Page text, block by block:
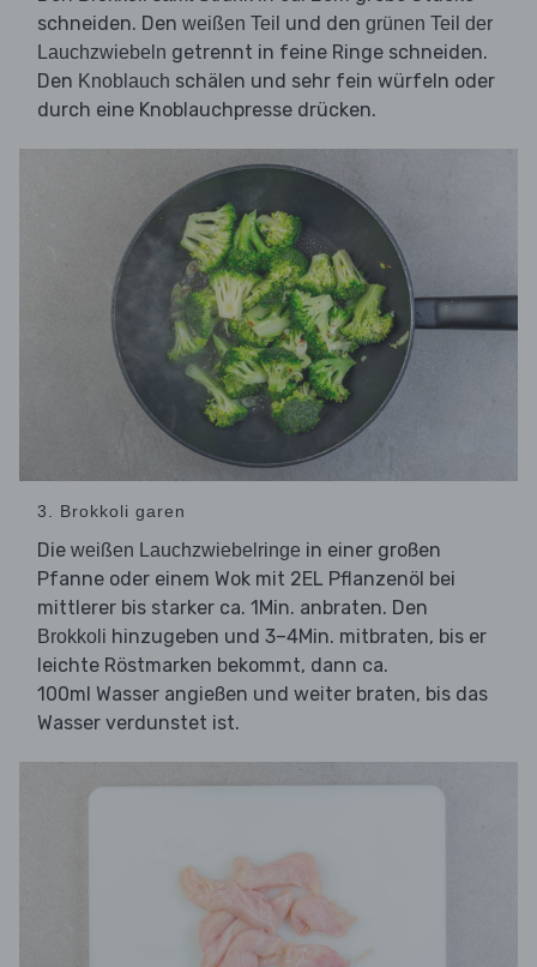
schneiden. Den weißen Teil und den grünen Teil der
Lauchzwiebeln getrennt in feine Ringe schneiden.
Den Knoblauch schälen und sehr fein würfeln oder
durch eine Knoblauchpresse drücken.
3. Brokkoli garen
Die weißen Lauchzwiebelringe in einer großen
Pfanne oder einem Wok mit 2EL Pflanzenöl bei
mittlerer bis starker ca. 1Min. anbraten. Den
Brokkoli hinzugeben und 3–4Min. mitbraten, bis er
leichte Röstmarken bekommt, dann ca.
100ml Wasser angießen und weiter braten, bis das
Wasser verdunstet ist.